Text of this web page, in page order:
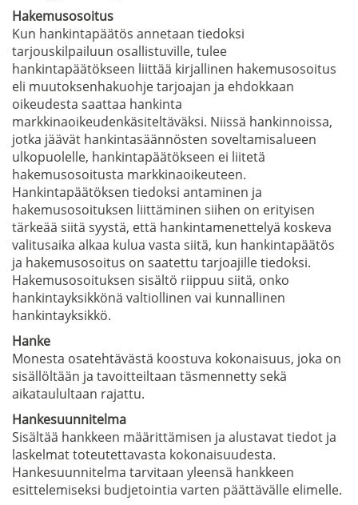
Hakemusosoitus
Kun hankintapäätös annetaan tiedoksi
tarjouskilpailuun osallistuville, tulee
hankintapäätökseen liittää kirjallinen hakemusosoitus
eli muutoksenhakuohje tarjoajan ja ehdokkaan
oikeudesta saattaa hankinta
markkinaoikeudenkäsiteltäväksi. Niissä hankinnoissa,
jotka jäävät hankintasäännösten soveltamisalueen
ulkopuolelle, hankintapäätökseen ei liitetä
hakemusosoitusta markkinaoikeuteen.
Hankintapäätöksen tiedoksi antaminen ja
hakemusosoituksen liittäminen siihen on erityisen
tärkeää siitä syystä, että hankintamenettelyä koskeva
valitusaika alkaa kulua vasta siitä, kun hankintapäätös
ja hakemusosoitus on saatettu tarjoajille tiedoksi.
Hakemusosoituksen sisältö riippuu siitä, onko
hankintayksikkönä valtiollinen vai kunnallinen
hankintayksikkö.
Hanke
Monesta osatehtävästä koostuva kokonaisuus, joka on
sisällöltään ja tavoitteiltaan täsmennetty sekä
aikataulultaan rajattu.
Hankesuunnitelma
Sisältää hankkeen määrittämisen ja alustavat tiedot ja
laskelmat toteutettavasta kokonaisuudesta.
Hankesuunnitelma tarvitaan yleensä hankkeen
esittelemiseksi budjetointia varten päättävälle elimelle.